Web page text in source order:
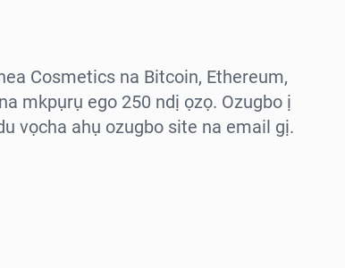
Cosmetics na Bitcoin, Ethereum,
mkpụrụ ego 250 ndị ọzọ. Ozugbo ị
vọcha ahụ ozugbo site na email gị.